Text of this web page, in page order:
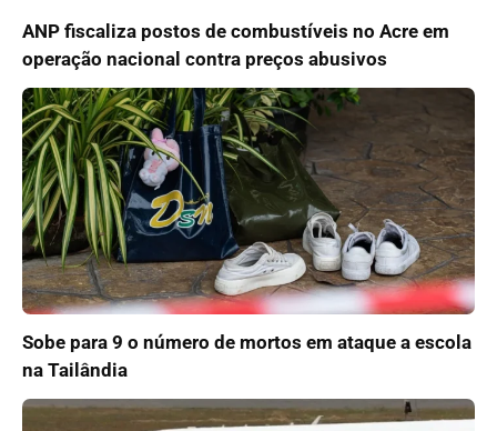
ANP fiscaliza postos de combustíveis no Acre em
operação nacional contra preços abusivos
Sobe para 9 o número de mortos em ataque a escola
na Tailândia